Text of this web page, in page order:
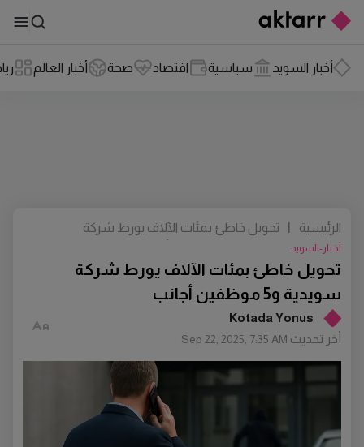
أخبار السويد سياسية اقتصاد صحة أخبار العالم
Kotada Yonus
أخر تحديث Sep 22, 2025, 7:35 AM
تحويل خاطئ بمئات الآلاف يورط شركة
سويدية و5 موظفين أجانب
أخبار-السويد
الرئيسية |
تحويل خاطئ بمئات الآلاف يورط شركة